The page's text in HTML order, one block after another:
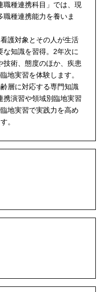
職種連携科目」では、現
種連携能力を養いま
護対象とその人が生活
な知識を習得。2年次に
技術、態度のほか、疾患
地実習を体験します。
層に対応する専門知識
携演習や領域別臨地実習
地実習で実践力を高め
。